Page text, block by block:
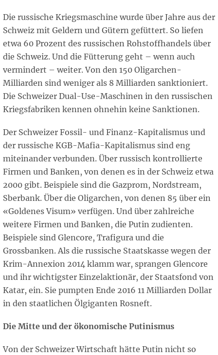
Die russische Kriegsmaschine wurde über Jahre aus der
Schweiz mit Geldern und Gütern gefüttert. So liefen
etwa 60 Prozent des russischen Rohstoffhandels über
die Schweiz. Und die Fütterung geht – wenn auch
vermindert – weiter. Von den 150 Oligarchen-
Milliarden sind weniger als 8 Milliarden sanktioniert.
Die Schweizer Dual-Use-Maschinen in den russischen
Kriegsfabriken kennen ohnehin keine Sanktionen.
Der Schweizer Fossil- und Finanz-Kapitalismus und
der russische KGB-Mafia-Kapitalismus sind eng
miteinander verbunden. Über russisch kontrollierte
Firmen und Banken, von denen es in der Schweiz etwa
2000 gibt. Beispiele sind die Gazprom, Nordstream,
Sberbank. Über die Oligarchen, von denen 85 über ein
«Goldenes Visum» verfügen. Und über zahlreiche
weitere Firmen und Banken, die Putin zudienten.
Beispiele sind Glencore, Trafigura und die
Grossbanken. Als die russische Staatskasse wegen der
Krim-Annexion 2014 klamm war, sprangen Glencore
und ihr wichtigster Einzelaktionär, der Staatsfond von
Katar, ein. Sie pumpten Ende 2016 11 Milliarden Dollar
in den staatlichen Ölgiganten Rosneft.
Die Mitte und der ökonomische Putinismus
Von der Schweizer Wirtschaft hätte Putin nicht so